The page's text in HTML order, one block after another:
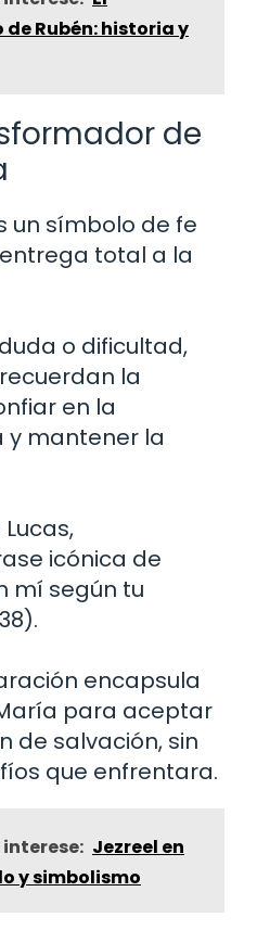
Rubén: historia y
de
un símbolo de fe
total a la
o dificultad,
la
en la
y mantener la
icónica de
mí según tu
encapsula
para aceptar
de salvación, sin
que enfrentara.
Jezreel en
y simbolismo